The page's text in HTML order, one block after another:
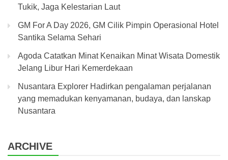
Tukik, Jaga Kelestarian Laut
GM For A Day 2026, GM Cilik Pimpin Operasional Hotel
Santika Selama Sehari
Agoda Catatkan Minat Kenaikan Minat Wisata Domestik
Jelang Libur Hari Kemerdekaan
Nusantara Explorer Hadirkan pengalaman perjalanan
yang memadukan kenyamanan, budaya, dan lanskap
Nusantara
ARCHIVE